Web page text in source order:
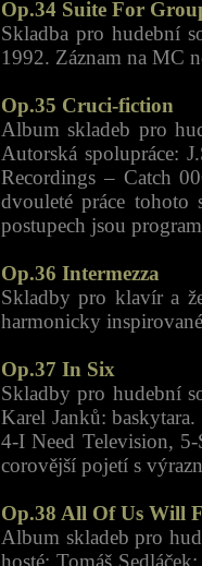
Op.34 Suite For
Skladba pro hudební
1992. Záznam na MC
Op.35 Cruci-fiction
Album skladeb pro
Autorská spolupráce:
Recordings – Catch
dvouleté práce tohoto
postupech jsou
Op.36 Intermezza
Skladby pro klavír a
harmonicky
Op.37 In Six
Skladby pro hudební
Karel Janků:
4-I Need Television,
corovější pojetí s
Op.38 All Of Us Will
Album skladeb pro
hosté: Tomáš